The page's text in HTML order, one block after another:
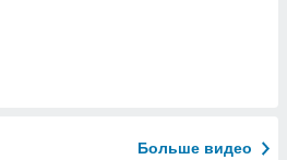
Больше видео